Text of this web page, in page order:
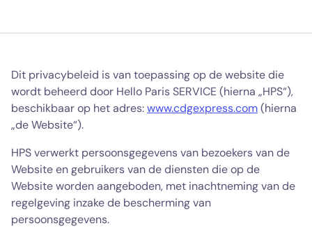
Dit privacybeleid is van toepassing op de website die
wordt beheerd door Hello Paris SERVICE (hierna „HPS“),
beschikbaar op het adres:www.cdgexpress.com(hierna
„de Website“).
HPS verwerkt persoonsgegevens van bezoekers van de
Website en gebruikers van de diensten die op de
Website worden aangeboden, met inachtneming van de
regelgeving inzake de bescherming van
persoonsgegevens.